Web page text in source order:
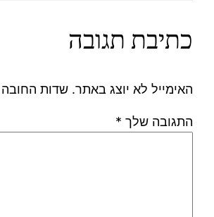
כתיבת תגובה
האימייל לא יוצג באתר. שדות החובה
התגובה שלך *